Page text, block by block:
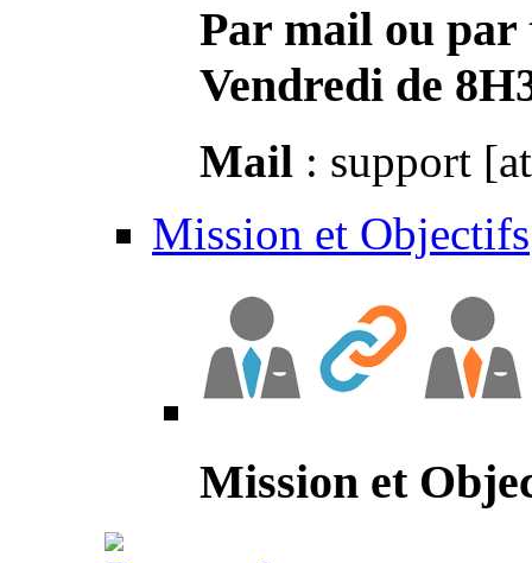
Par mail ou par
Vendredi de
Mail : support
Mission et Objectifs
Mission et